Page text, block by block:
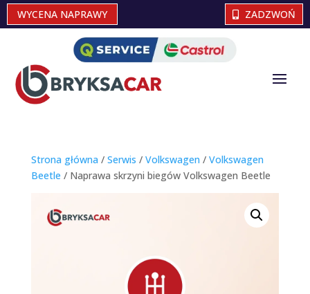
WYCENA NAPRAWY ZADZWOŃ
Strona główna / Serwis / Volkswagen / Volkswagen
Beetle / Naprawa skrzyni biegów Volkswagen Beetle